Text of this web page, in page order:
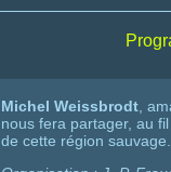
Michel Weissbrodt ,
nous fera partager, au
de cette région sauvage.